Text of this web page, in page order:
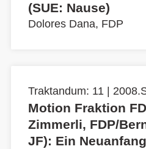
(SUE: Nause)
Dolores Dana, FDP
Traktandum: 11 |
Motion Fraktion
Zimmerli, FDP/
JF): Ein